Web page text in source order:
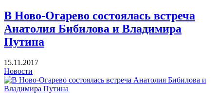
В Ново-Огарево состоялась встреча
Анатолия Бибилова и Владимира
Путина
15.11.2017
Новости